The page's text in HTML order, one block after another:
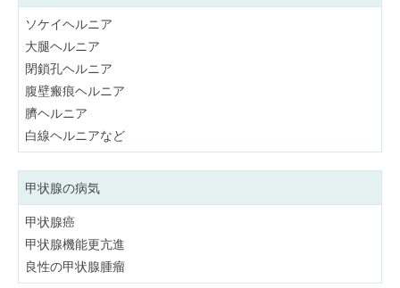
ソケイヘルニア
大腿ヘルニア
閉鎖孔ヘルニア
腹壁瘢痕ヘルニア
臍ヘルニア
白線ヘルニアなど
甲状腺の病気
甲状腺癌
甲状腺機能更亢進
良性の甲状腺腫瘤